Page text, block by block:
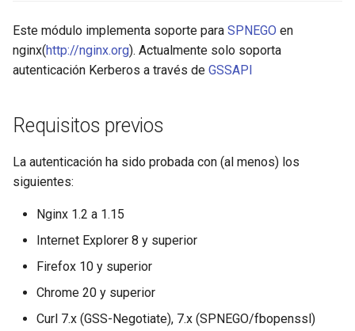
$os_family
etcd
feishu-auth
fileinfo
ftpclient
global-throttle
healthcheck
hmac
Este módulo implementa soporte para SPNEGO en
nginx(http://nginx.org). Actualmente solo soporta
autenticación Kerberos a través de GSSAPI
Requisitos previos
La autenticación ha sido probada con (al menos) los
siguientes:
Nginx 1.2 a 1.15
Internet Explorer 8 y superior
Firefox 10 y superior
Chrome 20 y superior
Curl 7.x (GSS-Negotiate), 7.x (SPNEGO/fbopenssl)